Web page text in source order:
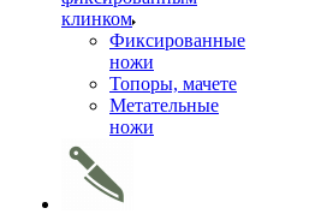
клинком
Фиксированные
ножи
Топоры, мачете
Метательные
ножи